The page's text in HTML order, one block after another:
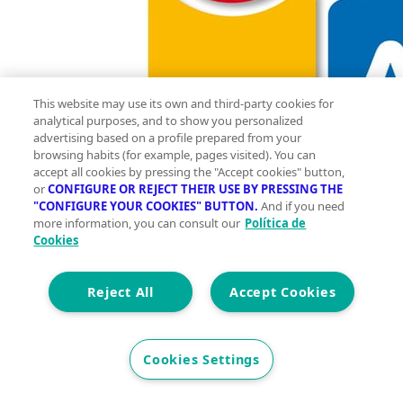
This website may use its own and third-party cookies for
analytical purposes, and to show you personalized
advertising based on a profile prepared from your
browsing habits (for example, pages visited). You can
accept all cookies by pressing the "Accept cookies" button,
orCONFIGURE OR REJECT THEIR USE BY PRESSING THE
"CONFIGURE YOUR COOKIES" BUTTON. And if you need
more information, you can consult our Política de
Cookies
Accept Cookies
Reject All
Cookies Settings